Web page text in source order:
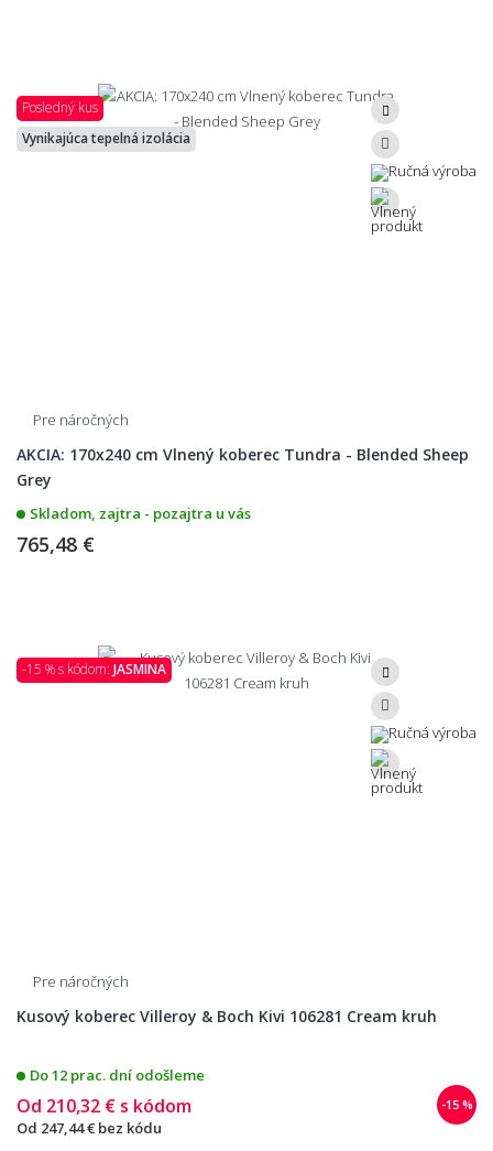
Posledný kus
Vynikajúca tepelná izolácia
Pre náročných
AKCIA: 170x240 cm Vlnený koberec Tundra - Blended Sheep
Grey
Skladom, zajtra - pozajtra u vás
765,48 €
-15 % s kódom: JASMINA
Pre náročných
Kusový koberec Villeroy & Boch Kivi 106281 Cream kruh
Do 12 prac. dní odošleme
-15 %
Od 210,32 € s kódom
Od 247,44 € bez kódu